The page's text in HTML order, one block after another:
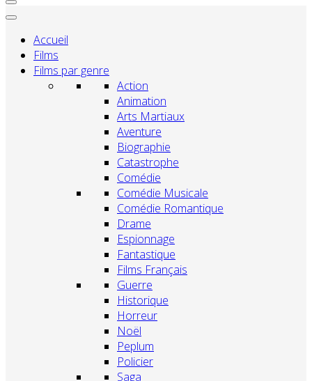
Accueil
Films
Films par genre
Action
Animation
Arts Martiaux
Aventure
Biographie
Catastrophe
Comédie
Comédie Musicale
Comédie Romantique
Drame
Espionnage
Fantastique
Films Français
Guerre
Historique
Horreur
Noël
Peplum
Policier
Saga